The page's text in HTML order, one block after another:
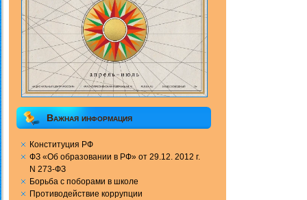
Важная информация
Конституция РФ
ФЗ «Об образовании в РФ» от 29.12. 2012 г.
N 273-ФЗ
Борьба с поборами в школе
Противодействие коррупции